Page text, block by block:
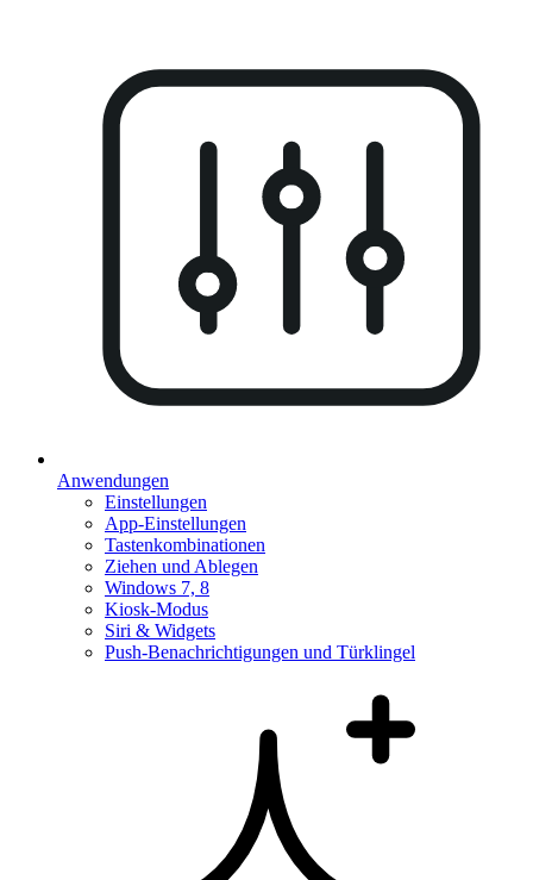
Anwendungen
Einstellungen
App-Einstellungen
Tastenkombinationen
Ziehen und Ablegen
Windows 7, 8
Kiosk-Modus
Siri & Widgets
Push-Benachrichtigungen und Türklingel